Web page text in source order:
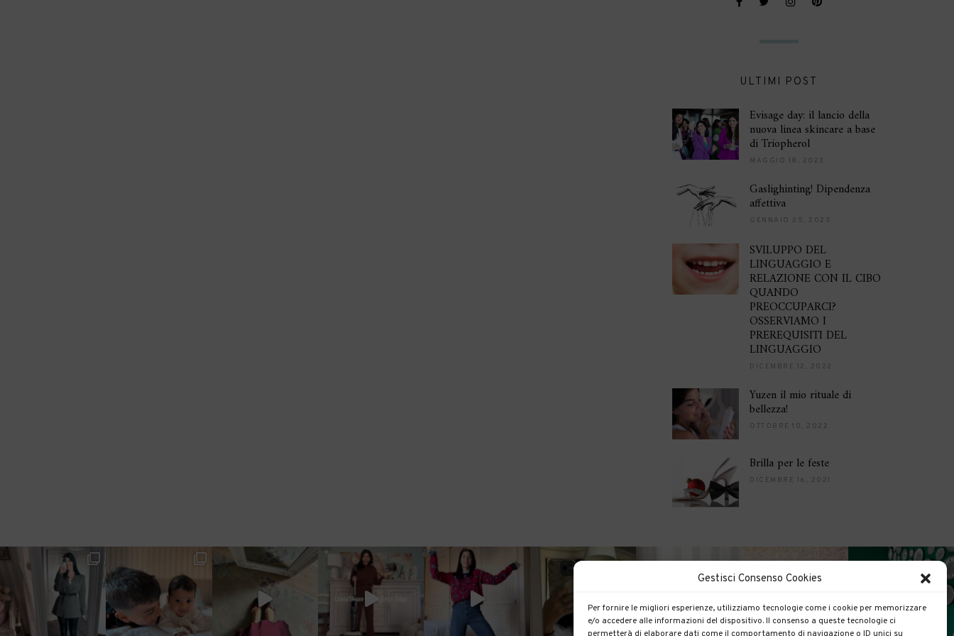
Gestisci Consenso Cookies
Per fornire le migliori esperienze, utilizziamo tecnologie come i cookie per memorizzare
e/o accedere alle informazioni del dispositivo. Il consenso a queste tecnologie ci
ULTIMI POST
Evisage day: il lancio della
nuova linea skincare a base
di Triopherol
MAGGIO 18, 2023
Gaslighinting! Dipendenza
affettiva
GENNAIO 25, 2023
SVILUPPO DEL
LINGUAGGIO E
RELAZIONE CON IL CIBO
QUANDO
PREOCCUPARCI?
OSSERVIAMO I
PREREQUISITI DEL
LINGUAGGIO
DICEMBRE 12, 2022
Yuzen il mio rituale di
bellezza!
OTTOBRE 10, 2022
Brilla per le feste
DICEMBRE 16, 2021